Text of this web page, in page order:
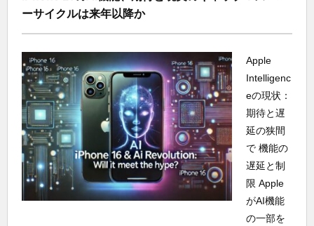
ーサイクルは来年以降か
Apple
Intelligenc
eの現状：
期待と遅
延の狭間
で 機能の
遅延と制
限 Apple
がAI機能
の一部を